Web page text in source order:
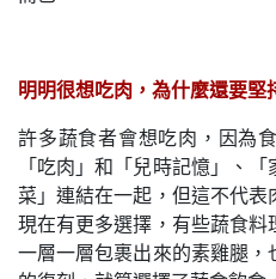
明明很想吃肉，為什麼還要堅
許多蔬食者會想吃肉，因為
「吃肉」和「兒時記憶」、
菜」連結在一起，但這不代
現在有更多選擇，有些蔬食
一層一層包裹出來的素雞腿